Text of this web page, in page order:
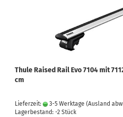
Thule Raised Rail Evo 7104 mit
cm
Lieferzeit: 3-5 Werktage (Ausland
Lagerbestand: -2 Stück